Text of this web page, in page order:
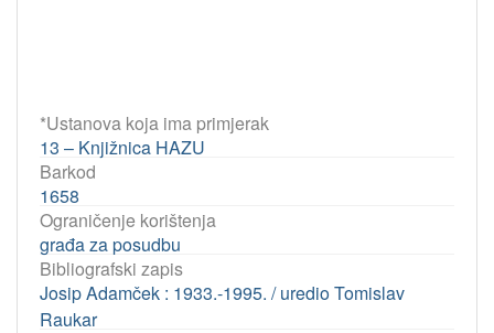
*Ustanova koja ima primjerak
13 – Knjižnica HAZU
Barkod
1658
Ograničenje korištenja
građa za posudbu
Bibliografski zapis
Josip Adamček : 1933.-1995. / uredio Tomislav
Raukar